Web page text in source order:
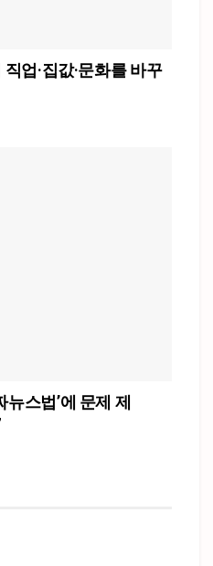
업·집값·문화를 바꾸
뉴스법’에 문제 제